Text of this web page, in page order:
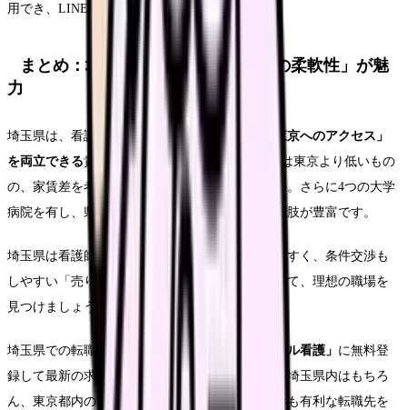
用でき、LINEでの相談にも対応しています。
まとめ：埼玉県は「コスパ×選択肢の柔軟性」が魅
力
埼玉県は、看護師にとって
「家賃の安さ」と「東京へのアクセス」
を両立できる貴重な地域です。平均年収480万円は東京より低いもの
の、家賃差を考えると実質的な手取りはほぼ同等。さらに4つの大学
病院を有し、県内だけでもキャリアアップの選択肢が豊富です。
埼玉県は看護師不足のため、好条件の求人が出やすく、条件交渉も
しやすい「売り手市場」です。この環境を活かして、理想の職場を
見つけましょう。
埼玉県での転職を検討している方は、 「レバウェル看護」 に無料登
録して最新の求人をチェックしてみてください。埼玉県内はもちろ
ん、東京都内の求人も同時に比較できるため、最も有利な転職先を